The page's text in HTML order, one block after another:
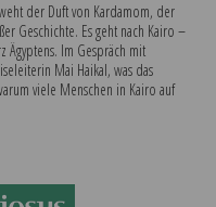
der Duft von Kardamom, der
Geschichte. Es geht nach Kairo –
Im Gespräch mit
Mai Haikal, was das
viele Menschen in Kairo auf